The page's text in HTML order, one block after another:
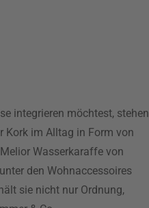
integrieren möchtest, stehen
Kork im Alltag in Form von
Wasserkaraffe von
den Wohnaccessoires
sie nicht nur Ordnung,